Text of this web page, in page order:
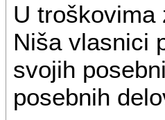
U troškovima
Niša vlasnici
svojih
posebnih